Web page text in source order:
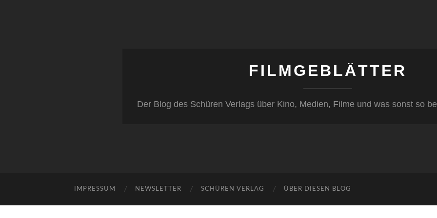
FILMGEBLÄTTER
Der Blog des Schüren Verlags über Kino, Medien, Filme und was sonst so
IMPRESSUM NEWSLETTER SCHÜREN VERLAG ÜBER DIESEN BLOG